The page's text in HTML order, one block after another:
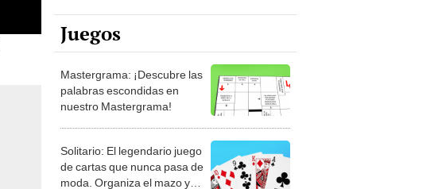
Juegos
Mastergrama: ¡Descubre las
palabras escondidas en
nuestro Mastergrama!
Solitario: El legendario juego
de cartas que nunca pasa de
moda. Organiza el mazo y